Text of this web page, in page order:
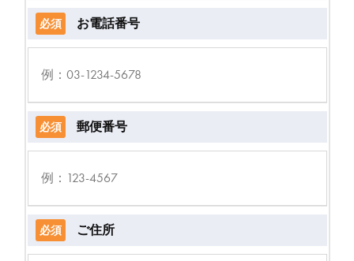
必須 お電話番号
必須 郵便番号
必須 ご住所